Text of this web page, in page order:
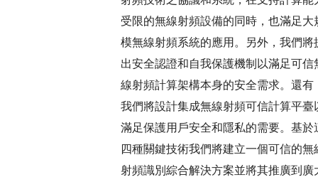
受限的無線射頻設備的同時，也滿足大
模無線射頻系統的應用。另外，我們將
出安全認證和自我保護機制以滿足可信
線射頻計算架構本身的安全需求。還有
我們將設計集成無線射頻可信計算平臺
滿足保護用戶安全和隱私的需要。基於
四種關鍵技術我們將建立一個可信的無
射頻識別綜合解決方案並將其推廣到廣